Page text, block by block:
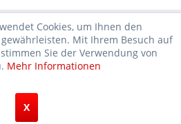
Cookies, um Ihnen den
Mit Ihrem Besuch auf
Sie der Verwendung von
Mehr Informationen
X